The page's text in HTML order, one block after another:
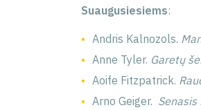
Suaugusiesiems:
Andris Kalnozols.
Anne Tyler. Garetų
Aoife Fitzpatrick.
Arno Geiger.